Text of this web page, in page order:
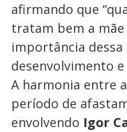
afirmando que
tratam bem a mãe
importância
desenvolvimento
A harmonia entre
período de
envolvendo Igor